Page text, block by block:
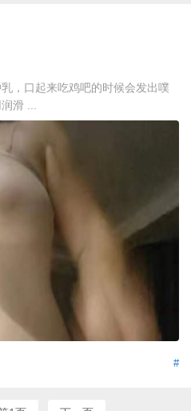
，口起来吃鸡吧的时候会发出噗
滑 ...
#